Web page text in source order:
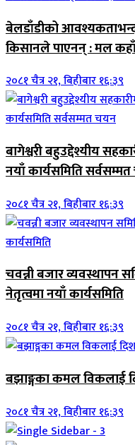
बेलडाँडीको
किसानले पाएनन् : मल कहाँ
२०८१ चैत्र २१, बिहीबार १६:३९
बागेश्वरी बहुउद्देश्यीय
नयाँ कार्यसमिति
२०८१ चैत्र २१, बिहीबार १६:३९
चवन्नी बजार व्यवस्थापन
नेतृत्वमा नयाँ कार्यसमिति
२०८१ चैत्र २१, बिहीबार १६:३९
बझाङ्गका कमल विकलाई
२०८१ चैत्र २१, बिहीबार १६:३९